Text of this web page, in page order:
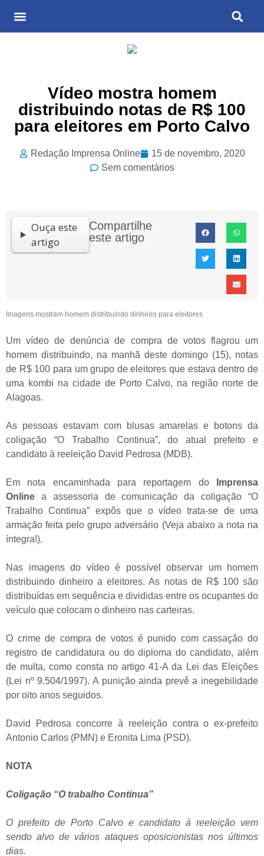
Vídeo mostra homem
distribuindo notas de R$ 100
para eleitores em Porto Calvo
Redação Imprensa Online
15 de novembro, 2020
Sem comentários
Ouça este
artigo
Compartilhe
este artigo
Imagens mostram homem distribuindo dinheiro para eleitores
Um vídeo de denúncia de compra de votos flagrou um
homem distribuindo, na manhã deste domingo (15), notas
de R$ 100 para um grupo de eleitores que estava dentro de
uma kombi na cidade de Porto Calvo, na região norte de
Alagoas.
As pessoas estavam com blusas amarelas e botons da
coligação “O Trabalho Continua”, do atual prefeito e
candidato à reeleição David Pedrosa (MDB).
Em nota encaminhada para reportagem do
Imprensa
Online a assessoria de comunicação da coligação “O
Trabalho Continua” expôs que o vídeo trata-se de uma
armação feita pelo grupo adversário (Veja abaixo a nota na
íntegra!).
Nas imagens do vídeo é possível observar um homem
distribuindo dinheiro a eleitores. As notas de R$ 100 são
distribuídas em sequência e divididas entre os ocupantes do
veículo que colocam o dinheiro nas carteiras.
O crime de compra de votos é punido com cassação do
registro de candidatura ou do diploma do candidato, além
de multa, como consta no artigo 41-A da Lei das Eleições
(Lei nº 9.504/1997). A punição ainda prevê a inegebilidade
por oito anos seguidos.
David Pedrosa concorre à reeleição contra o ex-prefeito
Antonio Carlos (PMN) e Eronita Lima (PSD).
NOTA
Coligação “O trabalho Continua”
O prefeito de Porto Calvo e candidato à reeleição vem
sendo alvo de vários ataques oposicionistas nos últimos
dias.